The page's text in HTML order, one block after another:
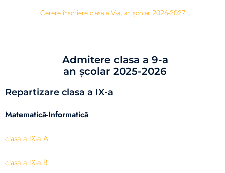
Cerere înscriere clasa a V-a, an școlar 2026-2027
Admitere clasa a 9-a
an școlar 2025-2026
Repartizare clasa a IX-a
Matematică-Informatică
clasa a IX-a A
clasa a IX-a B